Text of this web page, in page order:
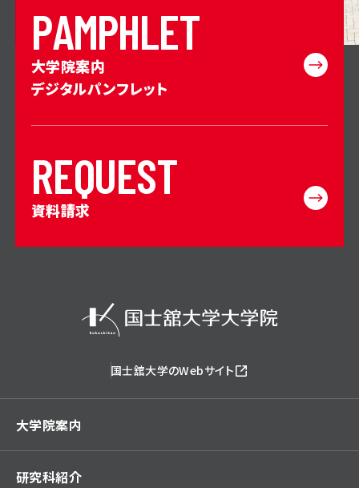
PAMPHLET
大学院案内
デジタルパンフレット
REQUEST
資料請求
国士舘大学のWebサイト
大学院案内
研究科紹介